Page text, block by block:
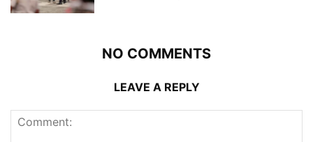
NO COMMENTS
LEAVE A REPLY